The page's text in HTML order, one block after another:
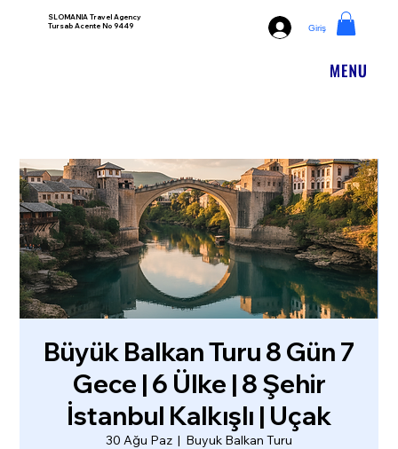
SLOMANIA Travel Agency
Tursab Acente No 9449
Giriş
Büyük Balkan Turu 8 Gün 7
Gece | 6 Ülke | 8 Şehir
İstanbul Kalkışlı | Uçak
30 Ağu Paz
  |
Buyuk Balkan Turu